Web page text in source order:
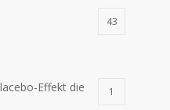
43
Effekt die
1